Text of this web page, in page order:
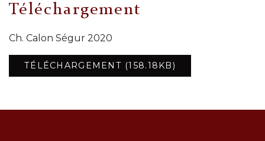
Téléchargement
Ch. Calon Ségur 2020
TÉLÉCHARGEMENT (158.18KB)